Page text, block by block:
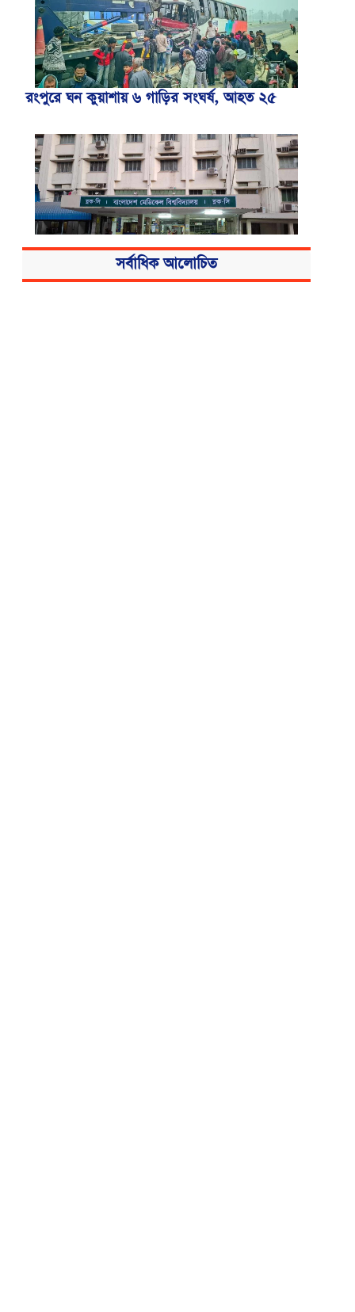
রংপুরে ঘন কুয়াশায় ৬ গাড়ির সংঘর্ষ, আহত ২৫
সর্বাধিক আলোচিত